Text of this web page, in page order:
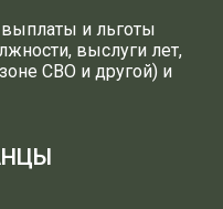
и льготы
выслуги лет,
СВО и другой) и